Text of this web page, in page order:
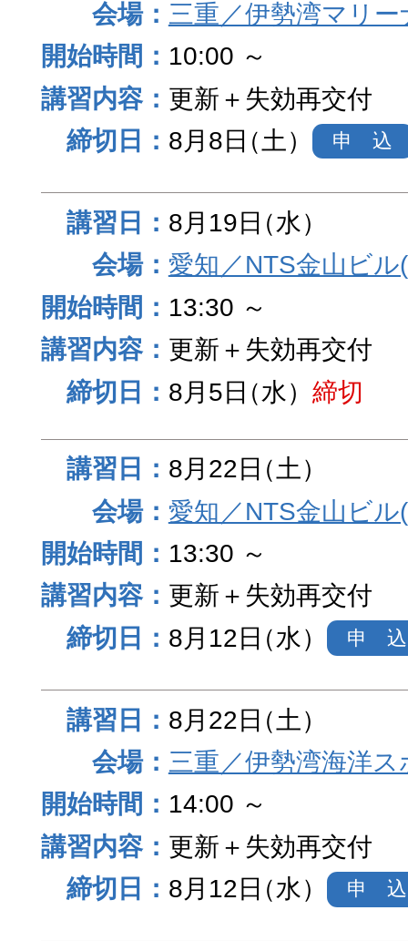
三重／伊勢湾マリー
10:00 ～
更新＋失効再交付
8月8日（土） 申 込
8月19日（水）
愛知／NTS金山ビ
13:30 ～
更新＋失効再交付
8月5日（水） 締切
8月22日（土）
愛知／NTS金山ビ
13:30 ～
更新＋失効再交付
8月12日（水） 申 込
8月22日（土）
三重／伊勢湾海洋
14:00 ～
更新＋失効再交付
8月12日（水） 申 込